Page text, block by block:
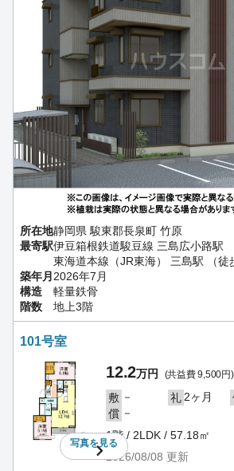
所在地静岡県 駿東郡長泉町 竹原
最寄駅伊豆箱根鉄道駿豆線 三島広小路駅
東海道本線（JR東海） 三島駅 （徒
築年月 2026年7月
構造
軽量鉄骨
階数
地上3階
101号室
写真を見る
12.2万円 (共益費 9,500円)
敷 － 礼 2ヶ月
償 －
1階 / 2LDK / 57.18㎡
2026/08/08 更新